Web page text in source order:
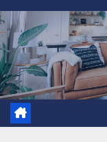
Skip
to
content